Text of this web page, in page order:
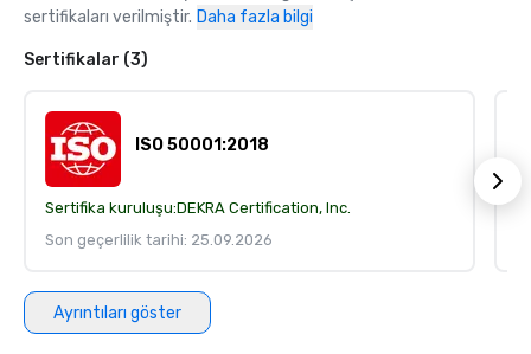
sertifikaları verilmiştir. Daha fazla bilgi
Sertifikalar (3)
ISO 50001:2018
Sertifika kuruluşu:DEKRA Certification, Inc.
Son geçerlilik tarihi: 25.09.2026
Ayrıntıları göster